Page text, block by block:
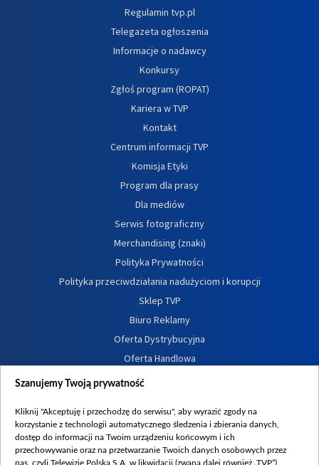
Regulamin tvp.pl
Telegazeta ogłoszenia
Informacje o nadawcy
Konkursy
Zgłoś program (ROPAT)
Kariera w TVP
Kontakt
Centrum informacji TVP
Komisja Etyki
Program dla prasy
Dla mediów
Serwis fotograficzny
Merchandising (znaki)
Polityka Prywatności
Polityka przeciwdziałania nadużyciom i korupcji
Sklep TVP
Biuro Reklamy
Oferta Dystrybucyjna
Oferta Handlowa
Dostępność
Procedura zgłoszeń wewnętrznych
Szanujemy Twoją prywatność
Kliknij "Akceptuję i przechodzę do serwisu", aby wyrazić zgody na
korzystanie z technologii automatycznego śledzenia i zbierania danych,
dostęp do informacji na Twoim urządzeniu końcowym i ich
przechowywanie oraz na przetwarzanie Twoich danych osobowych przez
nas, czyli Telewizję Polską S.A. w likwidacji (zwaną dalej również „TVP”),